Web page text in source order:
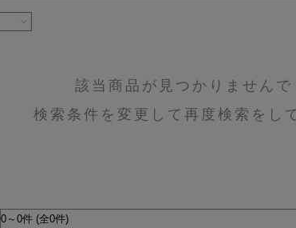
該当商品が見つかりませんで
検索条件を変更して再度検索をし
0～0件 (全0件)